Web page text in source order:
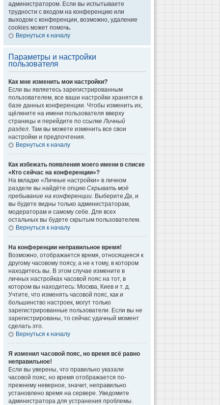
администратором. Если вы испытываете
трудности с входом на конференцию или
выходом с конференции, возможно, удаление
cookies может помочь.
Вернуться к началу
Параметры и настройки
пользователя
Как мне изменить мои настройки?
Если вы являетесь зарегистрированным
пользователем, все ваши настройки хранятся в
базе данных конференции. Чтобы изменить их,
щёлкните на имени пользователя вверху
страницы и перейдите по ссылкеЛичный
раздел. Там вы можете изменить все свои
настройки и предпочтения.
Вернуться к началу
Как избежать появления моего имени в списке
«Кто сейчас на конференции»?
На вкладке «Личные настройки» в личном
разделе вы найдёте опцию Скрывать моё
пребывание на конференции. ВыберитеДа, и
вы будете видны только администраторам,
модераторам и самому себе. Для всех
остальных вы будете скрытым пользователем.
Вернуться к началу
На конференции неправильное время!
Возможно, отображается время, относящееся к
другому часовому поясу, а не к тому, в котором
находитесь вы. В этом случае измените в
личных настройках часовой пояс на тот, в
котором вы находитесь: Москва, Киев и т. д.
Учтите, что изменять часовой пояс, как и
большинство настроек, могут только
зарегистрированные пользователи. Если вы не
зарегистрированы, то сейчас удачный момент
сделать это.
Вернуться к началу
Я изменил часовой пояс, но время всё равно
неправильное!
Если вы уверены, что правильно указали
часовой пояс, но время отображается по-
прежнему неверное, значит, неправильно
установлено время на сервере. Уведомите
администратора для устранения проблемы.